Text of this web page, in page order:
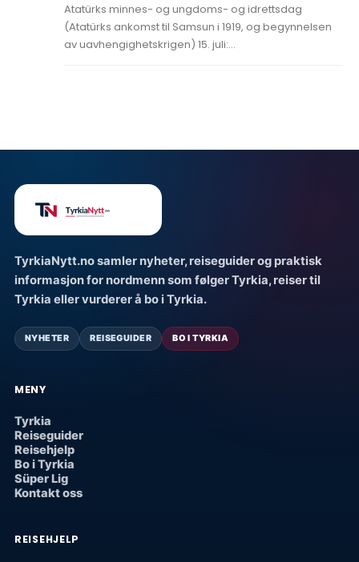
Atatürks minnes- og ungdoms- og idrettsdag
(Atatürks ankomst til Samsun i 1919, og begynnelsen
av uavhengighetskrigen) 15. juli:...
TyrkiaNytt.no samler nyheter, reiseguider og praktisk
informasjon for nordmenn som følger Tyrkia, reiser til
Tyrkia eller vurderer å bo i Tyrkia.
NYHETER REISEGUIDER BO I TYRKIA
MENY
Tyrkia
Reiseguider
Reisehjelp
Bo i Tyrkia
Süper Lig
Kontakt oss
REISEHJELP